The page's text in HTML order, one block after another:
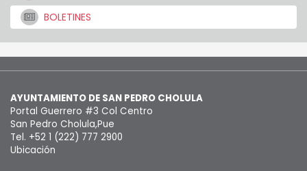
BOLETINES
AYUNTAMIENTO DE SAN PEDRO CHOLULA
Portal Guerrero #3 Col Centro
San Pedro Cholula,Pue
Tel. +52 1 (222) 777 2900
Ubicación